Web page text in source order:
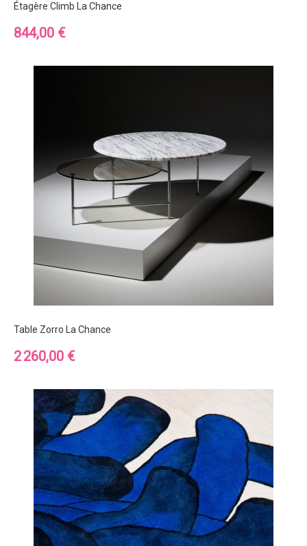
Étagère Climb La Chance
Prix
844,00 €
Table Zorro La Chance
Prix
2 260,00 €